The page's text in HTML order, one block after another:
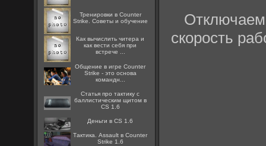
Тренировки в Counter
Strike. Советы и обучение
Как вычислить читера и
как вести себя при
встрече ...
Общение в игре Counter
Strike - это основа
командн...
Статья про тактику с
баллистическим щитом в
CS 1.6
Деньги в CS 1.6
Тактика. Assault в Counter
Strike 1.6
скорость